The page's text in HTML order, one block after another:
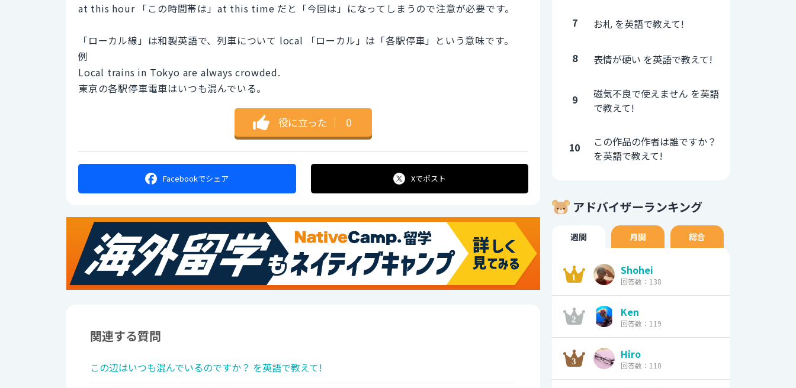
at this hour 「この時間帯は」at this time だと「今回は」になってしまうので注意が必要です。
「ローカル線」は和製英語で、列車について local 「ローカル」は「各駅停車」という意味です。
例
Local trains in Tokyo are always crowded.
東京の各駅停車電車はいつも混んでいる。
役に立った ｜ 0
Facebookでシェア Xでポスト
関連する質問
この辺はいつも混んでいるのですか？ を英語で教えて!
7 お札 を英語で教えて!
8 表情が硬い を英語で教えて!
9
磁気不良で使えません を英語
で教えて!
10
この作品の作者は誰ですか？
を英語で教えて!
アドバイザーランキング
週間 月間 総合
Shohei
回答数：138
Ken
回答数：119
Hiro
回答数：110